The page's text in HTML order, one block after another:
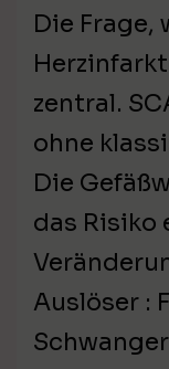
Die Frage,
zentral.
ohne
Die
das Risiko
Auslöser :